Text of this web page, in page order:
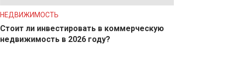
НЕДВИЖИМОСТЬ
Стоит ли инвестировать в коммерческую
недвижимость в 2026 году?